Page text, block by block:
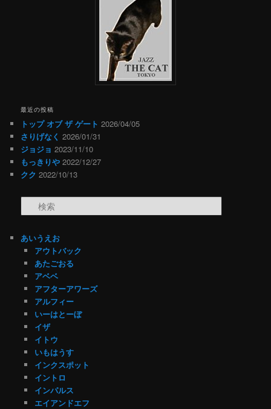
最近の投稿
トップ オブ ザ ゲート 2026/04/05
さりげなく 2026/01/31
ジョジョ 2023/11/10
もっきりや 2022/12/27
クク 2022/10/13
あいうえお
アウトバック
あたごおる
アベベ
アフターアワーズ
アルフィー
いーはとーぼ
イザ
イトウ
いもはうす
インクスポット
イントロ
インパルス
エイアンドエフ